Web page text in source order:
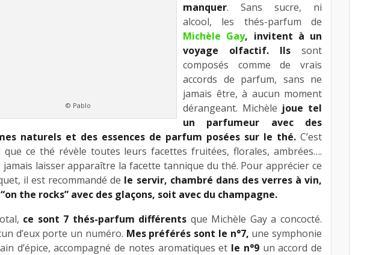
© Pablo
manquer. Sans sucre, ni
alcool, les thés-parfum de
Michèle Gay, invitent à un
voyage olfactif. Ils sont
composés comme de vrais
accords de parfum, sans ne
jamais être, à aucun moment
dérangeant. Michèle joue tel
un parfumeur avec des
naturels et des essences de parfum posées sur le thé. C’est
que ce thé révèle toutes leurs facettes fruitées, florales, ambrées….
jamais laisser apparaître la facette tannique du thé. Pour apprécier ce
il est recommandé de le servir, chambré dans des verres à vin,
the rocks” avec des glaçons, soit avec du champagne.
ce sont 7 thés-parfum différents que Michèle Gay a concocté.
d’eux porte un numéro. Mes préférés sont le n°7, une symphonie
d’épice, accompagné de notes aromatiques et le n°9un accord de